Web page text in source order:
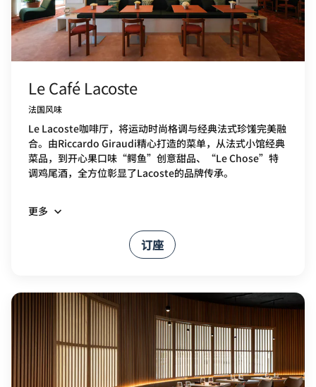
Le Café Lacoste
法国风味
Le Lacoste咖啡厅，将运动时尚格调与经典法式珍馐完美融
合。由Riccardo Giraudi精心打造的菜单，从法式小馆经典
菜品，到开心果口味“鳄鱼”创意甜品、“Le Chose”特
调鸡尾酒，全方位彰显了Lacoste的品牌传承。
更多
订座